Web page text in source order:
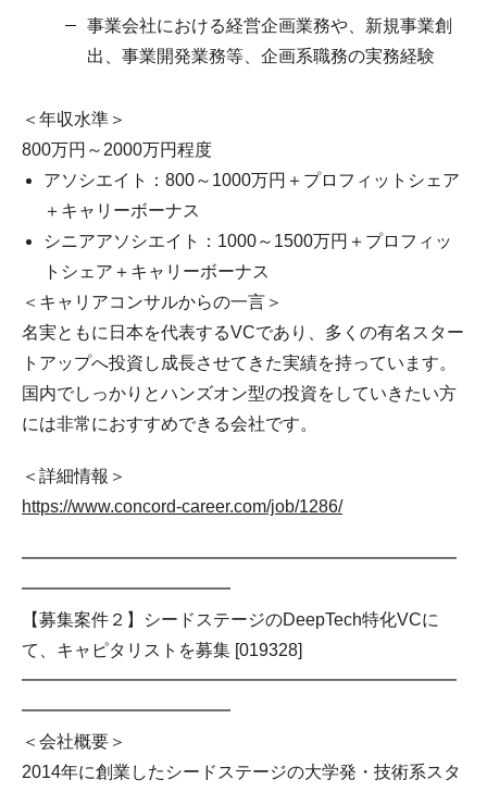
事業会社における経営企画業務や、新規事業創
出、事業開発業務等、企画系職務の実務経験
＜年収水準＞
800万円～2000万円程度
アソシエイト：800～1000万円＋プロフィットシェア
＋キャリーボーナス
シニアアソシエイト：1000～1500万円＋プロフィッ
トシェア＋キャリーボーナス
＜キャリアコンサルからの一言＞
名実ともに日本を代表するVCであり、多くの有名スター
トアップへ投資し成長させてきた実績を持っています。
国内でしっかりとハンズオン型の投資をしていきたい方
には非常におすすめできる会社です。
＜詳細情報＞
https://www.concord-career.com/job/1286/
━━━━━━━━━━━━━━━━━━━━━━━━━
━━━━━━━━━━━━
【募集案件２】シードステージのDeepTech特化VCに
て、キャピタリストを募集 [019328]
━━━━━━━━━━━━━━━━━━━━━━━━━
━━━━━━━━━━━━
＜会社概要＞
2014年に創業したシードステージの大学発・技術系スタ